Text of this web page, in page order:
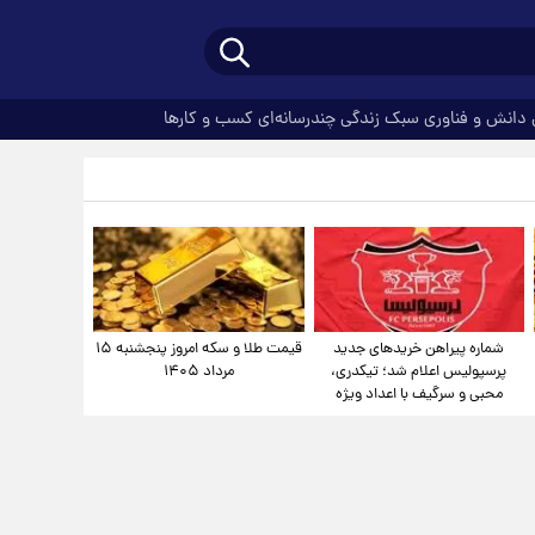
دانش و فناوری سبک زندگیچندرسانه‌ای کسب و کارها
شماره پیراهن خریدهای جدید
پرسپولیس اعلام شد؛ تیکدری،
محبی و سرگیف با اعداد ویژه
قیمت طلا و سکه امروز پنجشنبه ۱۵
مرداد ۱۴۰۵